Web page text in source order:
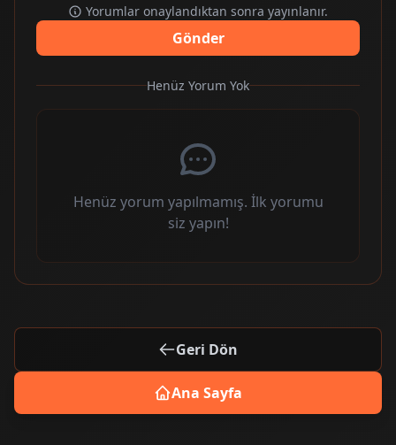
Yorumlar onaylandıktan sonra yayınlanır.
Gönder
Henüz Yorum Yok
Henüz yorum yapılmamış. İlk yorumu
siz yapın!
Geri Dön
Ana Sayfa